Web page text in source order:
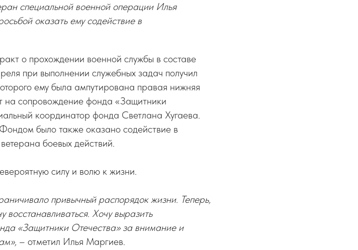
специальной военной операции Илья
оказать ему содействие в
о прохождении военной службы в составе
при выполнении служебных задач получил
ему была ампутирована правая нижняя
на сопровождение фонда «Защитники
координатор фонда Светлана Хугаева.
было также оказано содействие в
боевых действий.
силу и волю к жизни.
привычный распорядок жизни. Теперь,
восстанавливаться. Хочу выразить
«Защитники Отечества» за внимание и
– отметил Илья Маргиев.